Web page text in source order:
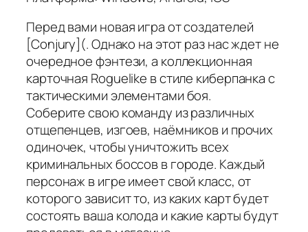
Перед вами новая игра от создателей
[Conjury](. Однако на этот раз нас ждет не
очередное фэнтези, а коллекционная
карточная Roguelike в стиле киберпанка с
тактическими элементами боя.
Соберите свою команду из различных
отщепенцев, изгоев, наёмников и прочих
одиночек, чтобы уничтожить всех
криминальных боссов в городе. Каждый
персонаж в игре имеет свой класс, от
которого зависит то, из каких карт будет
состоять ваша колода и какие карты будут